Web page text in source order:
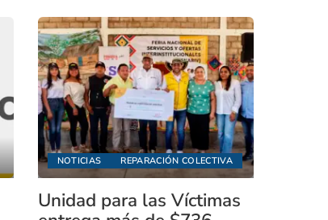
NOTICIAS REPARACIÓN COLECTIVA
Unidad para las Víctimas